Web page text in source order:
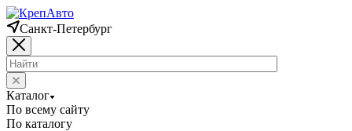
Санкт-Петербург
Каталог
По всему сайту
По каталогу